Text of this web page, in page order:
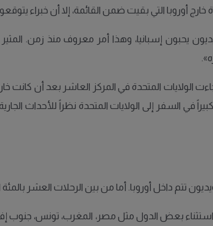
أوروبا التي بقيت ضمن القائمة، إلا أن خبراء
إسبانيا، وهذا أمر معروف منذ زمن. المثير
جاءت الولايات المتحدة في المركز العاشر بعد أن كانت
في السفر إلى الولايات المتحدة نظراً للأحداث
بعض الدول مثل مصر، المغرب، تونس، جنوب